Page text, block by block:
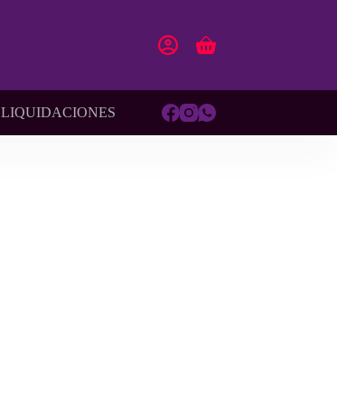
Carro
LIQUIDACIONES